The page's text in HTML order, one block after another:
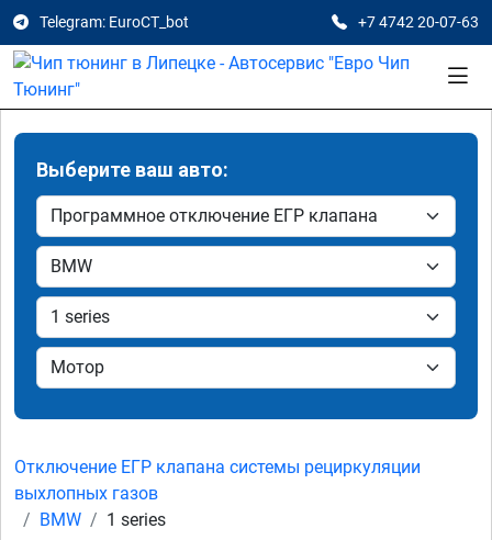
Telegram: EuroCT_bot +7 4742 20-07-63
Выберите ваш авто:
Отключение ЕГР клапана системы рециркуляции
выхлопных газов
BMW
1 series